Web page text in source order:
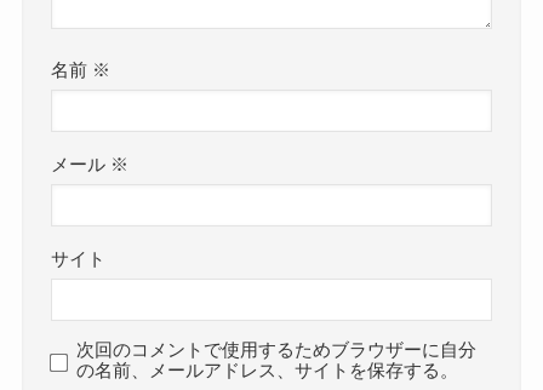
名前 ※
メール ※
サイト
次回のコメントで使用するためブラウザーに自分
の名前、メールアドレス、サイトを保存する。